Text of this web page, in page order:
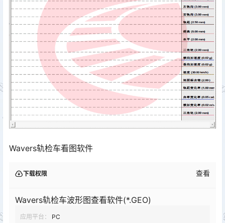
Wavers轨检车看图软件
下载权限 查看
Wavers轨检车波形图查看软件(*.GEO)
应用平台：
PC